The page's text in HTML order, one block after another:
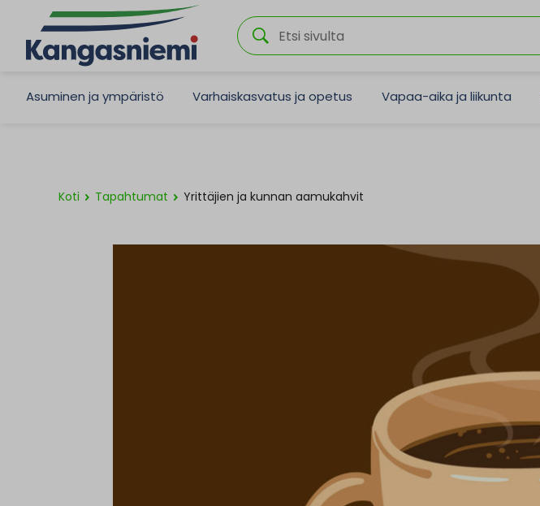
Asuminen ja ympäristö Varhaiskasvatus ja opetus Vapaa-aika ja liikunta
Koti Tapahtumat Yrittäjien ja kunnan aamukahvit